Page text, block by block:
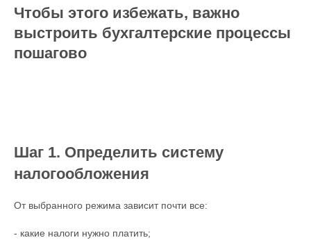
Чтобы этого избежать, важно
выстроить бухгалтерские процессы
пошагово
Шаг 1. Определить систему
налогообложения
От выбранного режима зависит почти все:
- какие налоги нужно платить;